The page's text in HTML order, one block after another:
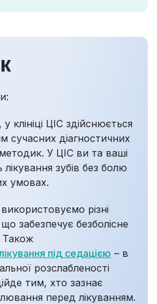
у клініці ЦІС здійснюється
сучасних діагностичних
У ЦІС ви та ваші
зубів без болю
умовах.
різні
забезпечує безболісне
Також
під седацією – в
розслабленості
тим, хто зазнає
перед лікуванням.